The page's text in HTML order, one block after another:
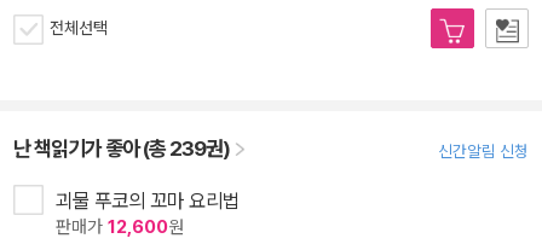
전체선택
난 책읽기가 좋아 (총 239권) 신간알림 신청
괴물 푸코의 꼬마 요리법
판매가 12,600원